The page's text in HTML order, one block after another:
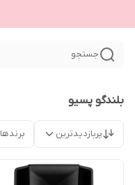
جستجو
بلندگو پسیو
پربازدیدترین برندها